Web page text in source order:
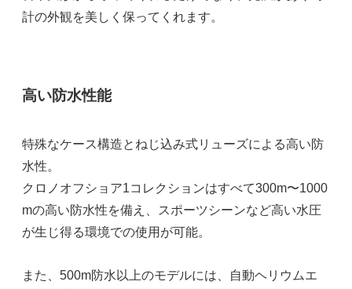
計の外観を美しく保ってくれます。
高い防水性能
特殊なケース構造とねじ込み式リューズによる高い防
水性。
クロノオフショア1コレクションはすべて300m〜1000
mの高い防水性を備え、スポーツシーンなど高い水圧
が生じ得る環境での使用が可能。
また、500m防水以上のモデルには、自動ヘリウムエ